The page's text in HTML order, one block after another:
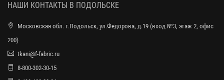
НАШИ КОНТАКТЫ В ПОДОЛЬСКЕ
Московская обл. г.Подольск, ул.Федорова, д.19 (вход №3, этаж 2, офис
200)
tkani@f-fabric.ru
8-800-302-30-15